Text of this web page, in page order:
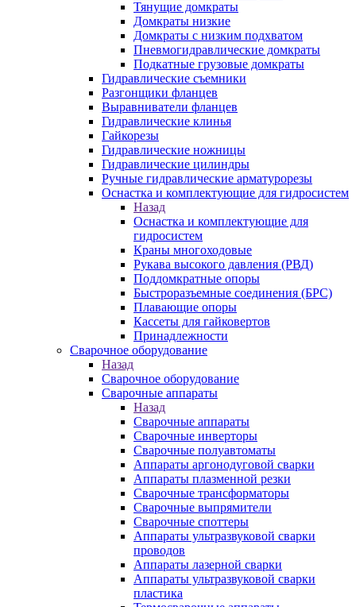
Тянущие домкраты
Домкраты низкие
Домкраты с низким подхватом
Пневмогидравлические домкраты
Подкатные грузовые домкраты
Гидравлические съемники
Разгонщики фланцев
Выравниватели фланцев
Гидравлические клинья
Гайкорезы
Гидравлические ножницы
Гидравлические цилиндры
Ручные гидравлические арматурорезы
Оснастка и комплектующие для гидросистем
Назад
Оснастка и комплектующие для
гидросистем
Краны многоходовые
Рукава высокого давления (РВД)
Поддомкратные опоры
Быстроразъемные соединения (БРС)
Плавающие опоры
Кассеты для гайковертов
Принадлежности
Сварочное оборудование
Назад
Сварочное оборудование
Сварочные аппараты
Назад
Сварочные аппараты
Сварочные инверторы
Сварочные полуавтоматы
Аппараты аргонодуговой сварки
Аппараты плазменной резки
Сварочные трансформаторы
Сварочные выпрямители
Сварочные споттеры
Аппараты ультразвуковой сварки
проводов
Аппараты лазерной сварки
Аппараты ультразвуковой сварки
пластика